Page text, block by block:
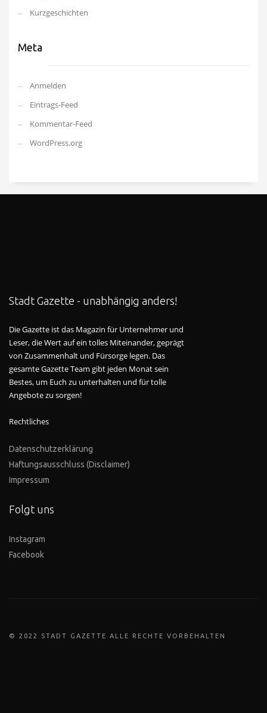
Kurzgeschichten
Meta
Anmelden
Eintrags-Feed
Kommentar-Feed
WordPress.org
Stadt Gazette - unabhängig anders!
Die Gazette ist das Magazin für Unternehmer und
Leser, die Wert auf ein tolles Miteinander, geprägt
von Zusammenhalt und Fürsorge legen. Das
gesamte Gazette Team gibt jeden Monat sein
Bestes, um Euch zu unterhalten und für tolle
Angebote zu sorgen!
Rechtliches
Datenschutzerklärung
Haftungsausschluss (Disclaimer)
Impressum
Folgt uns
Instagram
Facebook
© 2022 STADT GAZETTE ALLE RECHTE VORBEHALTEN